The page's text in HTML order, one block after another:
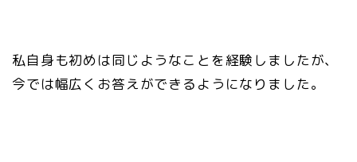
私自身も初めは同じようなことを経験しましたが、
今では幅広くお答えができるようになりました。